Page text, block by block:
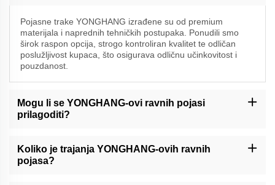
Pojasne trake YONGHANG izrađene su od premium
materijala i naprednih tehničkih postupaka. Ponudili smo
širok raspon opcija, strogo kontroliran kvalitet te odličan
poslužljivost kupaca, što osigurava odličnu učinkovitost i
pouzdanost.
Mogu li se YONGHANG-ovi ravnih pojasi
prilagoditi?
YONGHANG može prilagoditi pojasne trake s obzirom na veličinu,
materijal i druge specifikacije kako bi se ispunile vaše posebne
potrebe.
Koliko je trajanja YONGHANG-ovih ravnih
pojasa?